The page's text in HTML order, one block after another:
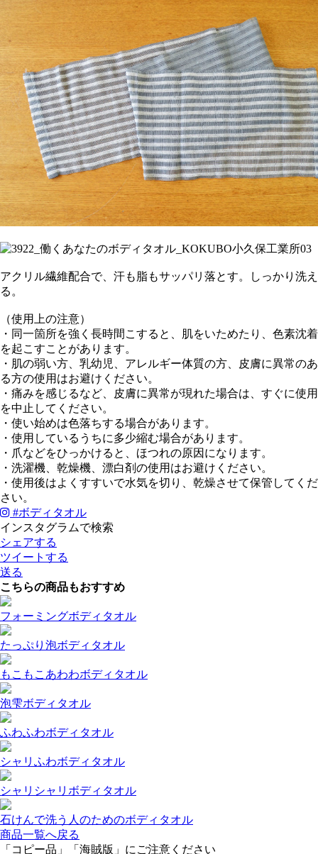
アクリル繊維配合で、汗も脂もサッパリ落とす。しっかり洗え
る。
（使用上の注意）
・同一箇所を強く長時間こすると、肌をいためたり、色素沈着
を起こすことがあります。
・肌の弱い方、乳幼児、アレルギー体質の方、皮膚に異常のあ
る方の使用はお避けください。
・痛みを感じるなど、皮膚に異常が現れた場合は、すぐに使用
を中止してください。
・使い始めは色落ちする場合があります。
・使用しているうちに多少縮む場合があります。
・爪などをひっかけると、ほつれの原因になります。
・洗濯機、乾燥機、漂白剤の使用はお避けください。
・使用後はよくすすいで水気を切り、乾燥させて保管してくだ
さい。
#ボディタオル
インスタグラムで検索
シェアする
ツイートする
送る
こちらの商品もおすすめ
フォーミングボディタオル
たっぷり泡ボディタオル
もこもこあわわボディタオル
泡雫ボディタオル
ふわふわボディタオル
シャリふわボディタオル
シャリシャリボディタオル
石けんで洗う人のためのボディタオル
商品一覧へ戻る
「コピー品」「海賊版」にご注意ください